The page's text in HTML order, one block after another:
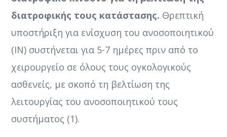
διατροφικής τους κατάστασης. Θρεπτική
υποστήριξη για ενίσχυση του ανοσοποιητικού
(IN) συστήνεται για 5-7 ημέρες πριν από το
χειρουργείο σε όλους τους ογκολογικούς
ασθενείς, με σκοπό τη βελτίωση της
λειτουργίας του ανοσοποιητικού τους
συστήματος (1).